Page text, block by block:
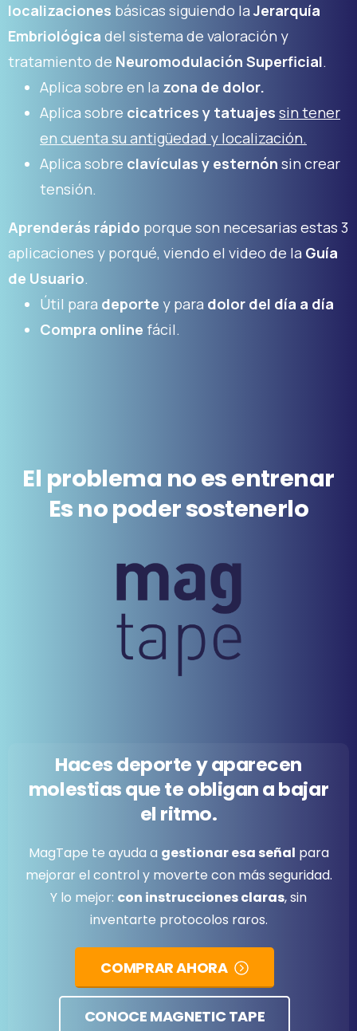
localizaciones básicas siguiendo laJerarquía
Embriológica del sistema de valoración y
tratamiento de Neuromodulación Superficial.
Aplica sobre en la zona de dolor.
Aplica sobre cicatrices y tatuajes sin tener
en cuenta su antigüedad y localización.
Aplica sobre clavículas y esternón sin crear
tensión.
Aprenderás rápido porque son necesarias estas 3
aplicaciones y porqué, viendo el video de la Guía
de Usuario.
Útil para deporte y para dolor del día a día
Compra online fácil.
El problema noesentrenar
Es nopodersostenerlo
Hacesdeporteyaparecen
molestiasqueteobliganabajar
el ritmo.
MagTape te ayuda a gestionar esa señal para
mejorar el control y moverte con más seguridad.
Y lo mejor: con instrucciones claras, sin
inventarte protocolos raros.
COMPRAR AHORA
CONOCE MAGNETIC TAPE